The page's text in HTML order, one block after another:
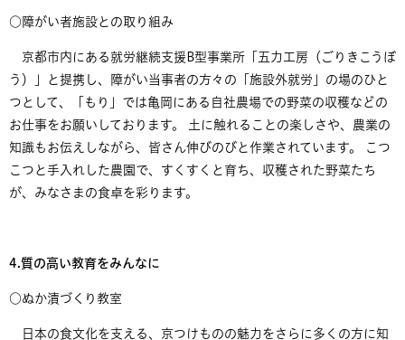
○障がい者施設との取り組み
京都市内にある就労継続支援B型事業所「五力工房（ごりきこうぼ
う）」と提携し、障がい当事者の方々の「施設外就労」の場のひと
つとして、「もり」では亀岡にある自社農場での野菜の収穫などの
お仕事をお願いしております。 土に触れることの楽しさや、農業の
知識もお伝えしながら、皆さん伸びのびと作業されています。 こつ
こつと手入れした農園で、すくすくと育ち、収穫された野菜たち
が、みなさまの食卓を彩ります。
4.質の高い教育をみんなに
○ぬか漬づくり教室
日本の食文化を支える、京つけものの魅力をさらに多くの方に知